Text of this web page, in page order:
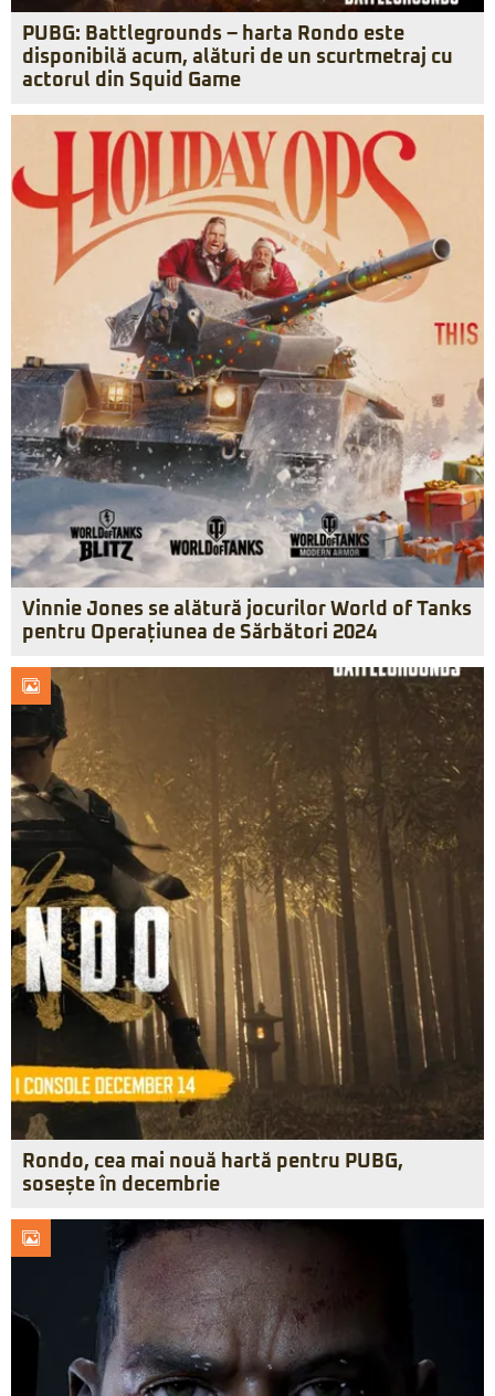
PUBG: Battlegrounds – harta Rondo este
disponibilă acum, alături de un scurtmetraj cu
actorul din Squid Game
Vinnie Jones se alătură jocurilor World of Tanks
pentru Operațiunea de Sărbători 2024
Rondo, cea mai nouă hartă pentru PUBG,
sosește în decembrie